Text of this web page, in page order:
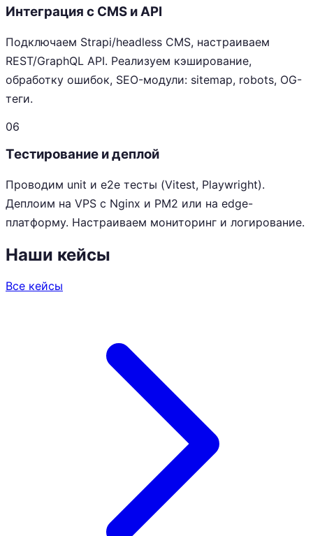
Интеграция с CMS и API
Подключаем Strapi/headless CMS, настраиваем
REST/GraphQL API. Реализуем кэширование,
обработку ошибок, SEO-модули: sitemap, robots, OG-
теги.
06
Тестирование и деплой
Проводим unit и e2e тесты (Vitest, Playwright).
Деплоим на VPS с Nginx и PM2 или на edge-
платформу. Настраиваем мониторинг и логирование.
Наши кейсы
Все кейсы